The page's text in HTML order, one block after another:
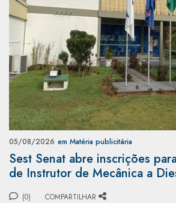
05/08/2026 em Matéria publicitária
Sest Senat abre inscrições
de Instrutor de Mecânica a
(0) COMPARTILHAR